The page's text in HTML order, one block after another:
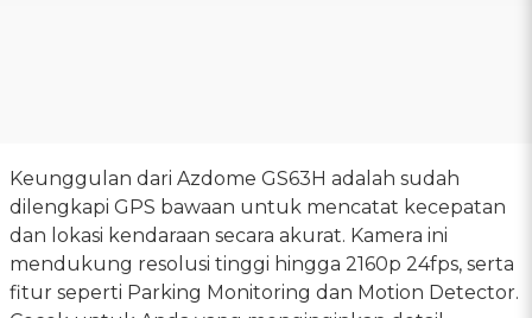
Keunggulan dari Azdome GS63H adalah sudah
dilengkapi GPS bawaan untuk mencatat kecepatan
dan lokasi kendaraan secara akurat. Kamera ini
mendukung resolusi tinggi hingga 2160p 24fps, serta
fitur seperti Parking Monitoring dan Motion Detector.